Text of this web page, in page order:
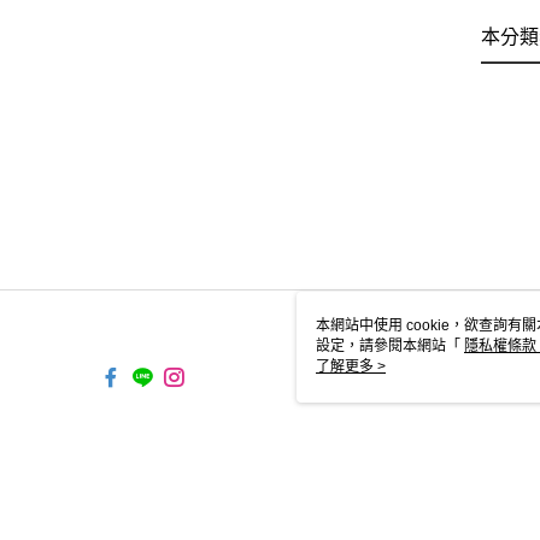
本分
本網站中使用 cookie，欲查詢有
設定，請參閱本網站「 隱私權條款
使用 cookie。
了解更多 >